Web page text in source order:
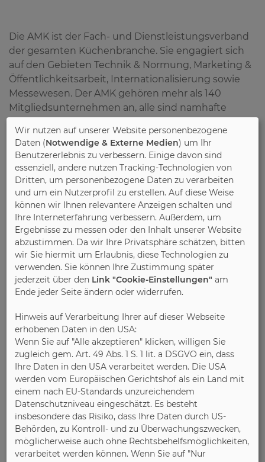
Die AMK ist der Fach- und Dienstleistungsverband
der gesamten Küchenbranche. Sie engagiert sich
auf den Gebieten Technik & Normung, Marketing &
Öffentlichkeitsarbeit, Internationalisierung sowie
Messewesen. Der AMK gehören mehr als 140
Mitgliedsunternehmen an, alle sind namhafte
Elektro-/Einbaugeräten, Spülen, Zubehör sowie
Zulieferer, Handelskooperationen und
Dienstleistungsunternehmen. Sie ist Schirmherrin
für den „Tag der Küche“, der jährlich mit Live-Events
in zahlreiche Küchenausstellungen im
deutschsprachigen Raum lockt. Nächster Termin:
25. September 2021. Weitere Informationen im
Internet unter www.amk.de und www.tag-der-
kueche.de
. (AMK)
Pressekontakt:
Harrlachweg 4, 68163 Mannheim
Tel.: +49 (0) 621 / 8 50 61 – 00
E-Mail: info@amk.de
Download #1
Wir nutzen auf unserer Website personenbezogene
Daten (Notwendige & Externe Medien) um Ihr
Benutzererlebnis zu verbessern. Einige davon sind
essenziell, andere nutzen Tracking-Technologien von
Dritten, um personenbezogene Daten zu verarbeiten
und um ein Nutzerprofil zu erstellen. Auf diese Weise
können wir Ihnen relevantere Anzeigen schalten und
Ihre Interneterfahrung verbessern. Außerdem, um
Ergebnisse zu messen oder den Inhalt unserer Website
abzustimmen. Da wir Ihre Privatsphäre schätzen, bitten
wir Sie hiermit um Erlaubnis, diese Technologien zu
verwenden. Sie können Ihre Zustimmung später
jederzeit über den Link "Cookie-Einstellungen" am
Ende jeder Seite ändern oder widerrufen.
Hinweis auf Verarbeitung Ihrer auf dieser Webseite
erhobenen Daten in den USA:
Wenn Sie auf "Alle akzeptieren" klicken, willigen Sie
zugleich gem. Art. 49 Abs. 1 S. 1 lit. a DSGVO ein, dass
Ihre Daten in den USA verarbeitet werden. Die USA
werden vom Europäischen Gerichtshof als ein Land mit
einem nach EU-Standards unzureichendem
Datenschutzniveau eingeschätzt. Es besteht
insbesondere das Risiko, dass Ihre Daten durch US-
Behörden, zu Kontroll- und zu Überwachungszwecken,
möglicherweise auch ohne Rechtsbehelfsmöglichkeiten,
verarbeitet werden können. Wenn Sie auf "Nur